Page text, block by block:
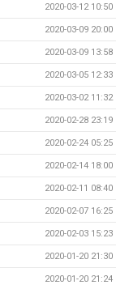
2020-03-12 10:50
2020-03-09 20:00
2020-03-09 13:58
2020-03-05 12:33
2020-03-02 11:32
2020-02-28 23:19
2020-02-24 05:25
2020-02-14 18:00
2020-02-11 08:40
2020-02-07 16:25
2020-02-03 15:23
2020-01-20 21:30
2020-01-20 21:24